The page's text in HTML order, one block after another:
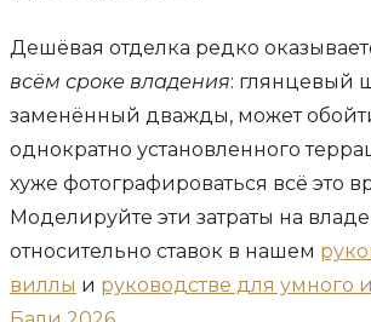
Дешёвая отделка редко
всём сроке владения: глянцевый
заменённый дважды, может
однократно установленного
хуже фотографироваться всё это
Моделируйте эти затраты на
относительно ставок в нашем
виллы и руководстве для умного